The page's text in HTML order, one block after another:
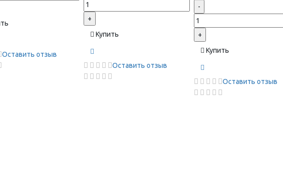
Оставить отзыв
+
Купить
Оставить отзыв
-
+
Купить
Оставить отзыв